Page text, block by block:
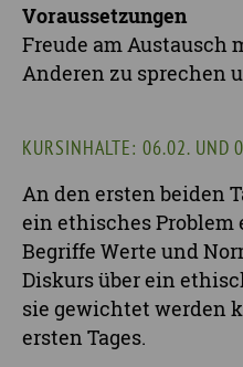
Voraussetzungen
Freude am
Anderen zu sprechen
KURSINHALTE: 06.02. UND
An den ersten beiden
ein ethisches Problem
Begriffe Werte und
Diskurs über ein
sie gewichtet werden
ersten Tages.